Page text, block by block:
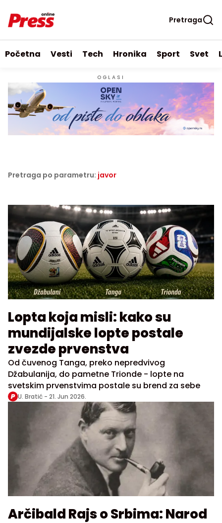
Pretraga
Početna Vesti Tech Hronika Sport Svet
OGLASI
Pretraga po parametru: javor
Lopta koja misli: kako su
mundijalske lopte postale
zvezde prvenstva
Od čuvenog Tanga, preko nepredvivog
Džabulanija, do pametne Trionde - lopte na
svetskim prvenstvima postale su brend za sebe
U. Bratić - 21. Jun 2026.
Arčibald Rajs o Srbima: Narod